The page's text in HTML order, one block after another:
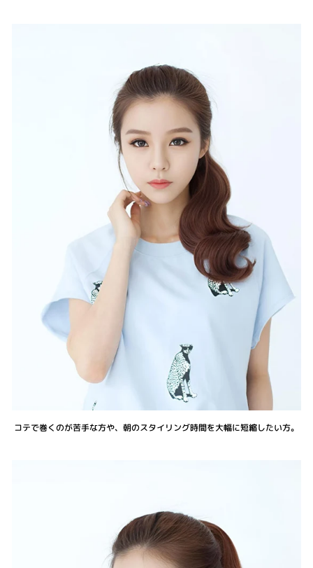
コテで巻くのが苦手な方や、朝のスタイリング時間を大幅に短縮したい方。